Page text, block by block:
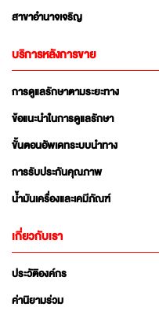
สาขาอำนาจเจริญ
บริการหลังการขาย
การดูแลรักษาตามระยะทาง
ข้อแนะนำในการดูแลรักษา
ขั้นตอนอัพเดทระบบนำทาง
การรับประกันคุณภาพ
น้ำมันเครื่องและเคมีภัณฑ์
เกี่ยวกับเรา
ประวัติองค์กร
ค่านิยามร่วม